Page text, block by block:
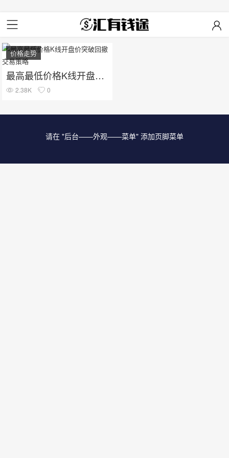
最高最低价格K线开盘价突破回撤交易策略
价格走势
2.38K 0
请在 "后台——外观——菜单" 添加页脚菜单